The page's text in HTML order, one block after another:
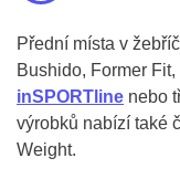
Přední místa v
Bushido, Former
inSPORTline nebo
výrobků nabízí také
Weight.